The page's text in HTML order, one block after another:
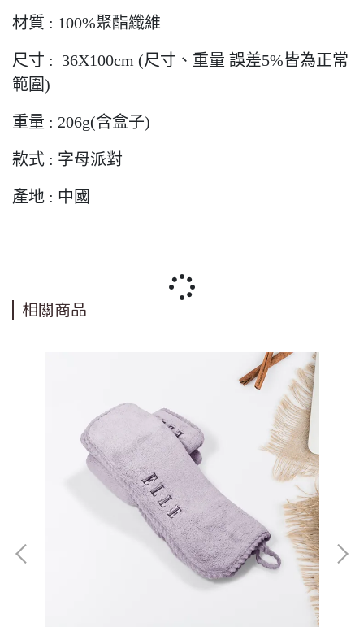
材質 : 100%聚酯纖維
尺寸 : 36X100cm (尺寸、重量 誤差5%皆為正常
範圍)
重量 : 206g(含盒子)
款式 : 字母派對
產地 : 中國
相關商品